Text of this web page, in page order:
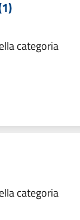
categoria
categoria